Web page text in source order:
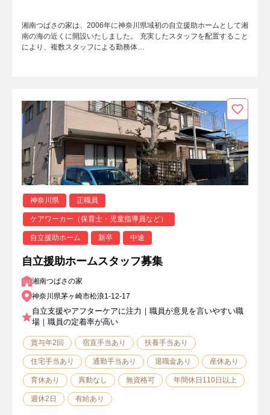
湘南つばさの家は、2006年に神奈川県域初の自立援助ホームとして湘
南の海の近くに開設いたしました。 充実したスタッフを配置すること
により、複数スタッフによる勤務体…
神奈川県 正職員
ケアワーカー（保育士・児童指導員など）
自立援助ホーム 新卒 中途
自立援助ホームスタッフ募集
湘南つばさの家
神奈川県茅ヶ崎市松浪1-12-17
自立支援やアフターケアに注力｜職員が意見を言いやすい職
場｜職員の定着率が高い
賞与年2回 宿直手当あり 扶養手当あり
住宅手当あり 通勤手当あり 退職金あり 産休あり
育休あり 異動なし 無資格可 年間休日110日以上
週休2日 有給あり